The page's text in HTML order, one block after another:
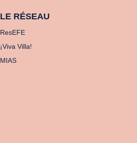
LE RÉSEAU
ResEFE
¡Viva Villa!
MIAS